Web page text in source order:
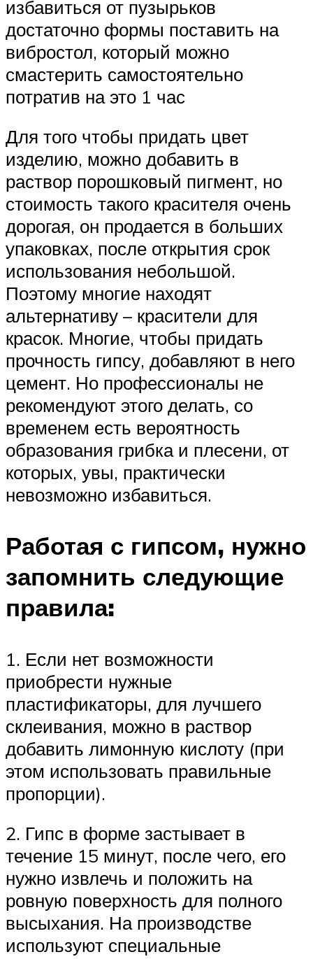
избавиться от пузырьков
достаточно формы поставить на
вибростол, который можно
смастерить самостоятельно
потратив на это 1 час
Для того чтобы придать цвет
изделию, можно добавить в
раствор порошковый пигмент, но
стоимость такого красителя очень
дорогая, он продается в больших
упаковках, после открытия срок
использования небольшой.
Поэтому многие находят
альтернативу – красители для
красок. Многие, чтобы придать
прочность гипсу, добавляют в него
цемент. Но профессионалы не
рекомендуют этого делать, со
временем есть вероятность
образования грибка и плесени, от
которых, увы, практически
невозможно избавиться.
Работая с гипсом, нужно
запомнить следующие
правила:
1. Если нет возможности
приобрести нужные
пластификаторы, для лучшего
склеивания, можно в раствор
добавить лимонную кислоту (при
этом использовать правильные
пропорции).
2. Гипс в форме застывает в
течение 15 минут, после чего, его
нужно извлечь и положить на
ровную поверхность для полного
высыхания. На производстве
используют специальные